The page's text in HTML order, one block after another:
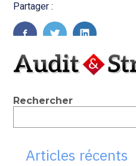
Aller
Partager :
Blog
sidebar
Rechercher
Articles récents